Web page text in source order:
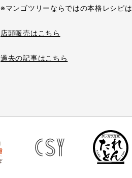
※マンゴツリーならではの本格レシピは
店頭販売はこちら
過去の記事はこちら